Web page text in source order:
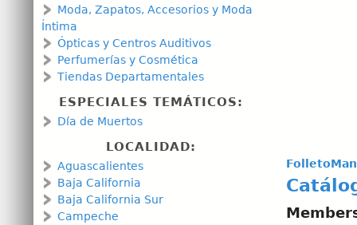
Moda, Zapatos, Accesorios y Moda
Íntima
Ópticas y Centros Auditivos
Perfumerías y Cosmética
Tiendas Departamentales
ESPECIALES TEMÁTICOS:
Día de Muertos
LOCALIDAD:
Aguascalientes
Baja California
Baja California Sur
Campeche